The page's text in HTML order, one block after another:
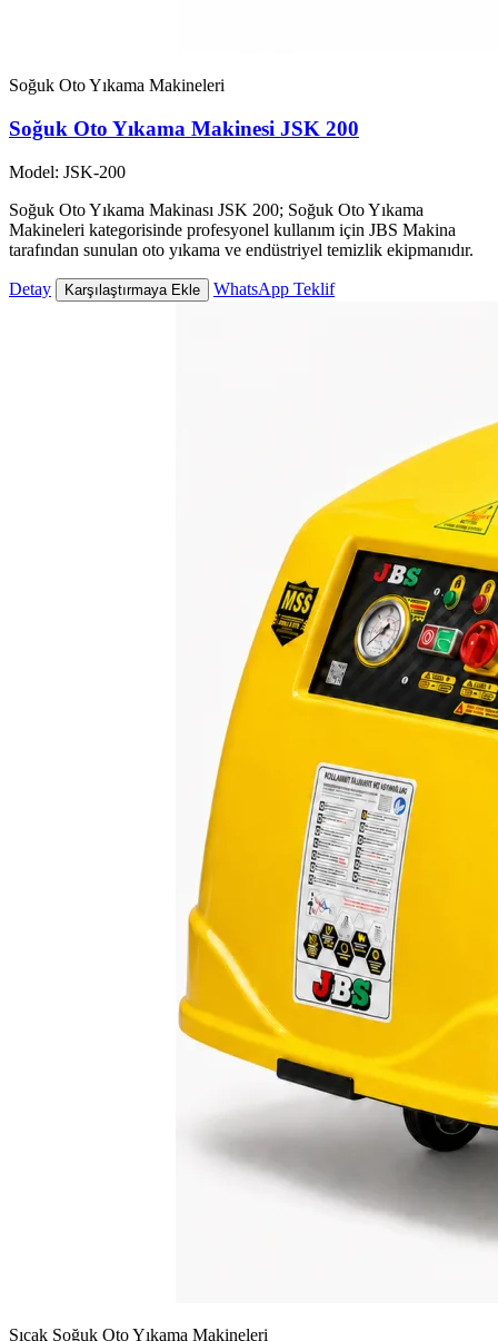
Soğuk Oto Yıkama Makineleri
Soğuk Oto Yıkama Makinesi JSK 200
Model: JSK-200
Soğuk Oto Yıkama Makinası JSK 200; Soğuk Oto Yıkama
Makineleri kategorisinde profesyonel kullanım için JBS Makina
tarafından sunulan oto yıkama ve endüstriyel temizlik ekipmanıdır.
Detay Karşılaştırmaya Ekle WhatsApp Teklif
Sıcak Soğuk Oto Yıkama Makineleri